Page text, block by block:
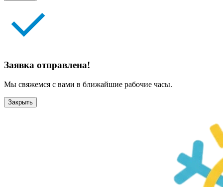
Заявка отправлена!
Мы свяжемся с вами в ближайшие рабочие часы.
Закрыть